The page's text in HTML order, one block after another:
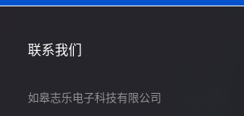
联系我们
如皋志乐电子科技有限公司